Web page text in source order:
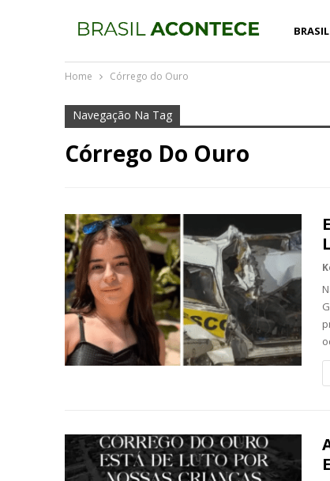
BRASIL
Home Córrego do Ouro
Navegação Na Tag
Córrego Do Ouro